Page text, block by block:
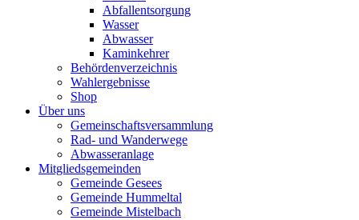
Abfallentsorgung
Wasser
Abwasser
Kaminkehrer
Behördenverzeichnis
Wahlergebnisse
Shop
Über uns
Gemeinschaftsversammlung
Rad- und Wanderwege
Abwasseranlage
Mitgliedsgemeinden
Gemeinde Gesees
Gemeinde Hummeltal
Gemeinde Mistelbach